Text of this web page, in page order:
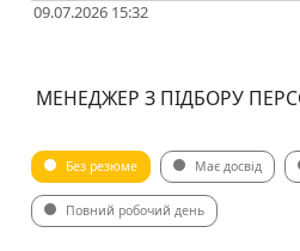
09.07.2026 15:32
МЕНЕДЖЕР З ПІДБОРУ
Без резюме Має досвід
Повний робочий день